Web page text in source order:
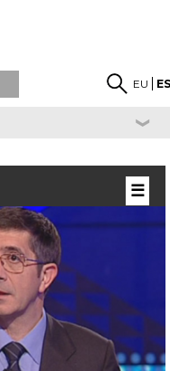
EU
☰